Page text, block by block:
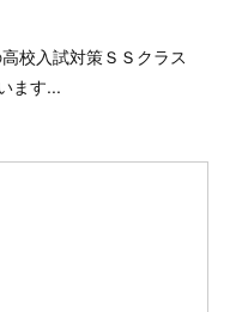
校入試対策ＳＳクラス
ます...